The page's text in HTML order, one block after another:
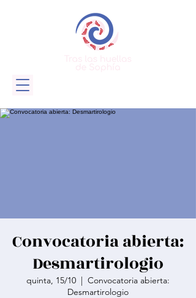
Convocatoria abierta:
Desmartirologio
quinta, 15/10
  |
Convocatoria abierta:
Desmartirologio